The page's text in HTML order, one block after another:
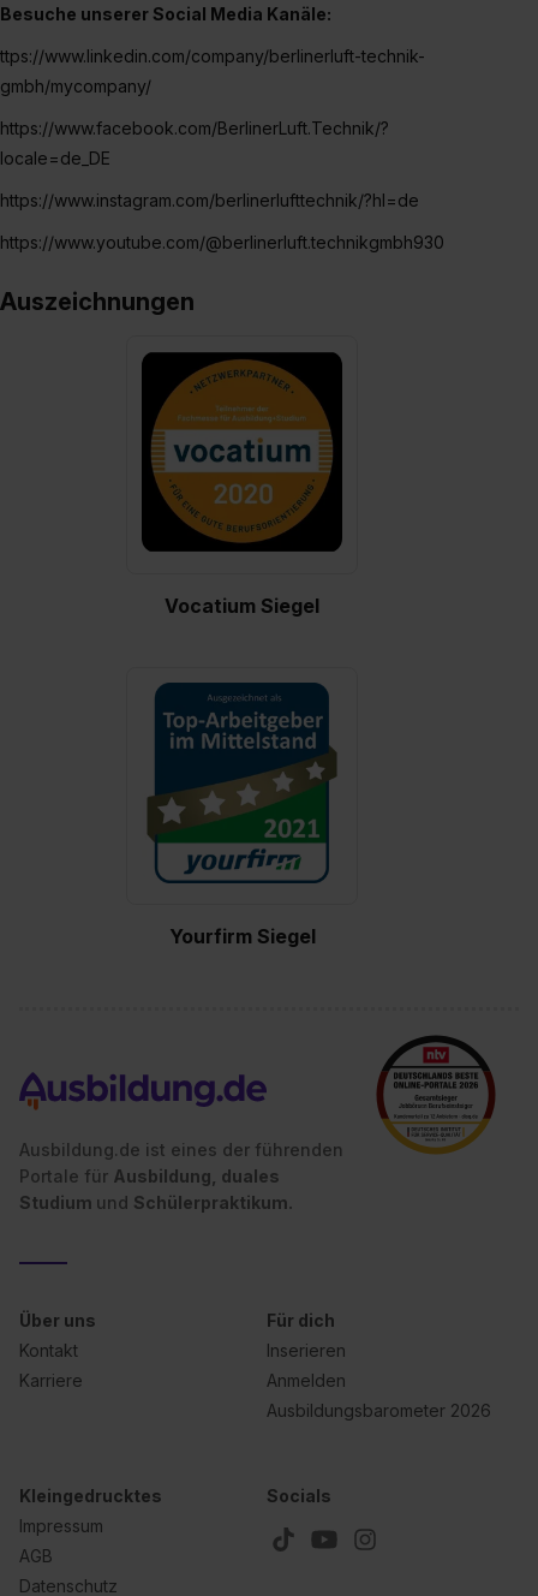
Besuche unserer Social Media Kanäle:
ttps://www.linkedin.com/company/berlinerluft-technik-
gmbh/mycompany/
https://www.facebook.com/BerlinerLuft.Technik/?
locale=de_DE
https://www.instagram.com/berlinerlufttechnik/?hl=de
https://www.youtube.com/@berlinerluft.technikgmbh930
Auszeichnungen
Vocatium Siegel
Yourfirm Siegel
Ausbildung.de ist eines der führenden
Portale für Ausbildung, duales
Studium und Schülerpraktikum.
Über uns
Kontakt
Karriere
Für dich
Inserieren
Anmelden
Ausbildungsbarometer 2026
Kleingedrucktes
Impressum
AGB
Datenschutz
Socials